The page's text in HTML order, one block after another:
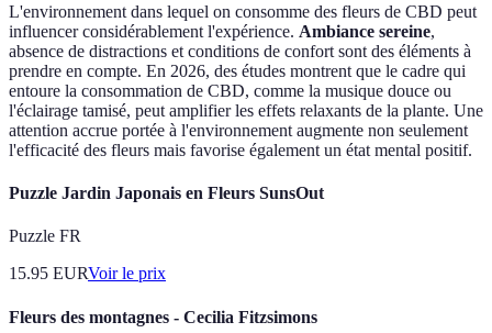
L'environnement dans lequel on consomme des fleurs de CBD peut
influencer considérablement l'expérience. Ambiance sereine,
absence de distractions et conditions de confort sont des éléments à
prendre en compte. En 2026, des études montrent que le cadre qui
entoure la consommation de CBD, comme la musique douce ou
l'éclairage tamisé, peut amplifier les effets relaxants de la plante. Une
attention accrue portée à l'environnement augmente non seulement
l'efficacité des fleurs mais favorise également un état mental positif.
Puzzle Jardin Japonais en Fleurs SunsOut
Puzzle FR
15.95 EURVoir le prix
Fleurs des montagnes - Cecilia Fitzsimons